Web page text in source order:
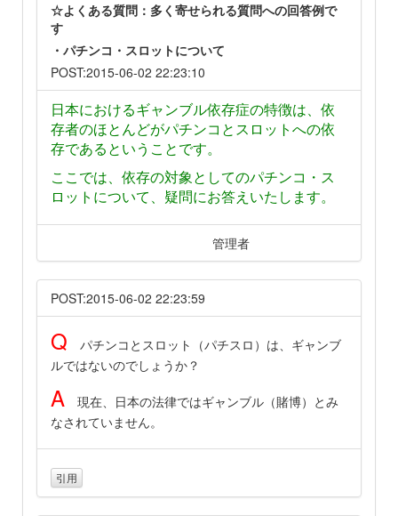
☆よくある質問：多く寄せられる質問への回答例で
す
・パチンコ・スロットについて
POST:2015-06-02 22:23:10
日本におけるギャンブル依存症の特徴は、依
存者のほとんどがパチンコとスロットへの依
存であるということです。
ここでは、依存の対象としてのパチンコ・ス
ロットについて、疑問にお答えいたします。
管理者
POST:2015-06-02 22:23:59
Q パチンコとスロット（パチスロ）は、ギャンブ
ルではないのでしょうか？
A 現在、日本の法律ではギャンブル（賭博）とみ
なされていません。
引用